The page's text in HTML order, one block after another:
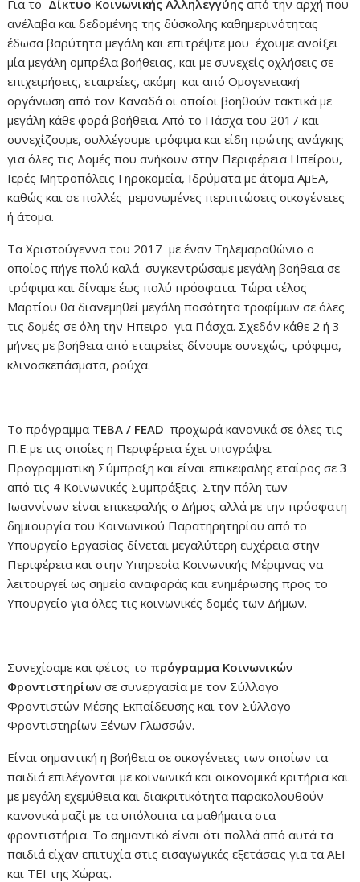
Για το Δίκτυο Κοινωνικής Αλληλεγγύης από την αρχή που
ανέλαβα και δεδομένης της δύσκολης καθημερινότητας
έδωσα βαρύτητα μεγάλη και επιτρέψτε μου έχουμε ανοίξει
μία μεγάλη ομπρέλα βοήθειας, και με συνεχείς οχλήσεις σε
επιχειρήσεις, εταιρείες, ακόμη και από Ομογενειακή
οργάνωση από τον Καναδά οι οποίοι βοηθούν τακτικά με
μεγάλη κάθε φορά βοήθεια. Από το Πάσχα του 2017 και
συνεχίζουμε, συλλέγουμε τρόφιμα και είδη πρώτης ανάγκης
για όλες τις Δομές που ανήκουν στην Περιφέρεια Ηπείρου,
Ιερές Μητροπόλεις Γηροκομεία, Ιδρύματα με άτομα ΑμΕΑ,
καθώς και σε πολλές μεμονωμένες περιπτώσεις οικογένειες
ή άτομα.
Τα Χριστούγεννα του 2017 με έναν Τηλεμαραθώνιο ο
οποίος πήγε πολύ καλά συγκεντρώσαμε μεγάλη βοήθεια σε
τρόφιμα και δίναμε έως πολύ πρόσφατα. Τώρα τέλος
Μαρτίου θα διανεμηθεί μεγάλη ποσότητα τροφίμων σε όλες
τις δομές σε όλη την Ηπειρο για Πάσχα. Σχεδόν κάθε 2 ή 3
μήνες με βοήθεια από εταιρείες δίνουμε συνεχώς, τρόφιμα,
κλινοσκεπάσματα, ρούχα.
Το πρόγραμμα ΤΕΒΑ / FEAD προχωρά κανονικά σε όλες τις
Π.Ε με τις οποίες η Περιφέρεια έχει υπογράψει
Προγραμματική Σύμπραξη και είναι επικεφαλής εταίρος σε 3
από τις 4 Κοινωνικές Συμπράξεις. Στην πόλη των
Ιωαννίνων είναι επικεφαλής ο Δήμος αλλά με την πρόσφατη
δημιουργία του Κοινωνικού Παρατηρητηρίου από το
Υπουργείο Εργασίας δίνεται μεγαλύτερη ευχέρεια στην
Περιφέρεια και στην Υπηρεσία Κοινωνικής Μέριμνας να
λειτουργεί ως σημείο αναφοράς και ενημέρωσης προς το
Υπουργείο για όλες τις κοινωνικές δομές των Δήμων.
Συνεχίσαμε και φέτος το πρόγραμμα Κοινωνικών
Φροντιστηρίων σε συνεργασία με τον Σύλλογο
Φροντιστών Μέσης Εκπαίδευσης και τον Σύλλογο
Φροντιστηρίων Ξένων Γλωσσών.
Είναι σημαντική η βοήθεια σε οικογένειες των οποίων τα
παιδιά επιλέγονται με κοινωνικά και οικονομικά κριτήρια και
με μεγάλη εχεμύθεια και διακριτικότητα παρακολουθούν
κανονικά μαζί με τα υπόλοιπα τα μαθήματα στα
φροντιστήρια. Το σημαντικό είναι ότι πολλά από αυτά τα
παιδιά είχαν επιτυχία στις εισαγωγικές εξετάσεις για τα ΑΕΙ
και ΤΕΙ της Χώρας.